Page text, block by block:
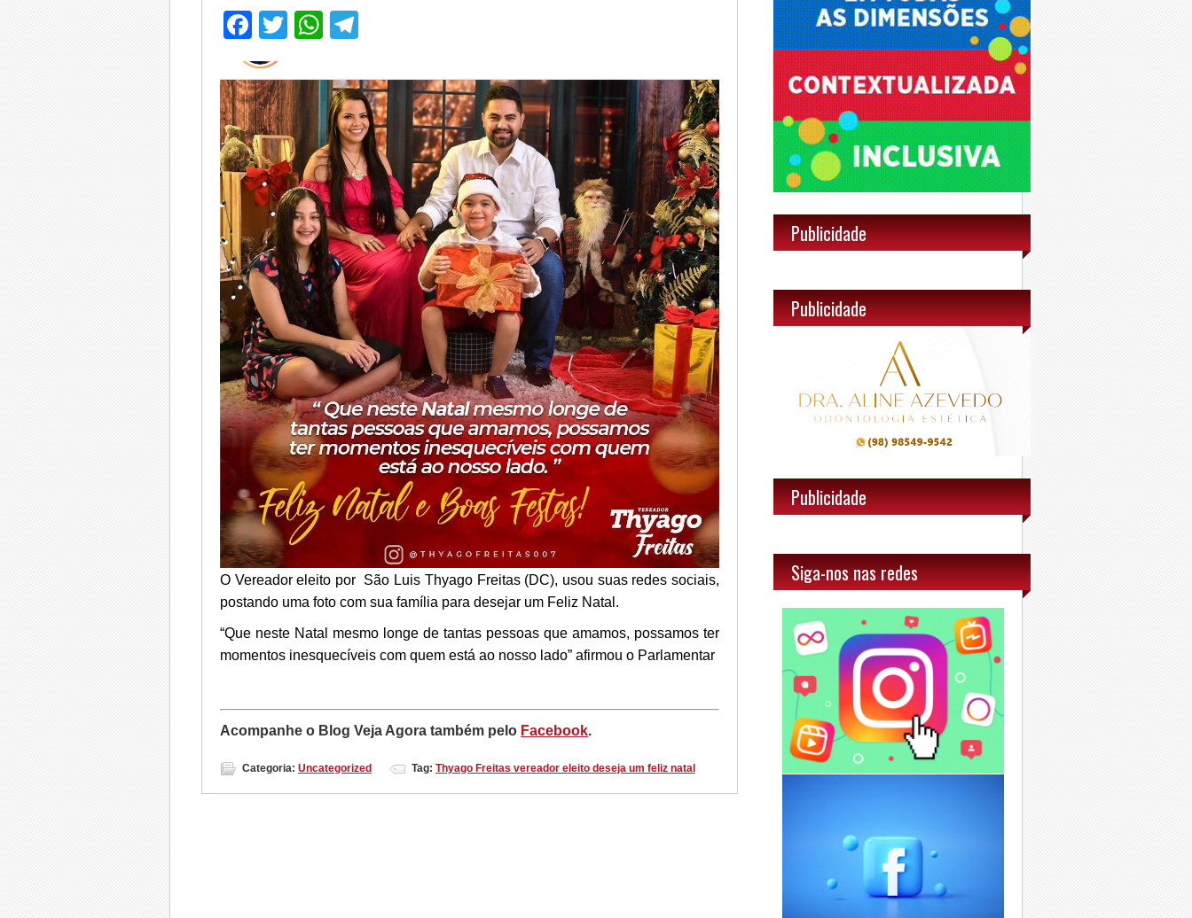
Facebook
TwitterWhatsApp
O Vereador eleito por São Luis Thyago Freitas (DC), usou suas redes sociais,
postando uma foto com sua família para desejar um Feliz Natal.
“Que neste Natal mesmo longe de tantas pessoas que amamos, possamos ter
momentos inesquecíveis com quem está ao nosso lado” afirmou o Parlamentar
Acompanhe o Blog Veja Agora também pelo Facebook.
Categoria: Uncategorized Tag: Thyago Freitas vereador eleito deseja um feliz natal
Publicidade
Publicidade
Publicidade
Siga-nos nas redes